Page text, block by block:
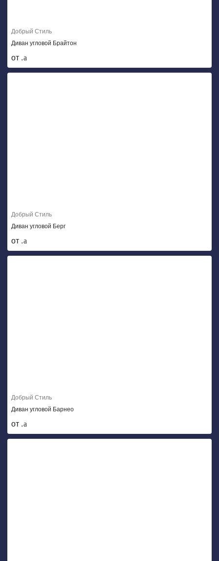
Добрый Стиль
Диван угловой Брайтон
от .
Добрый Стиль
Диван угловой Берг
от .
Добрый Стиль
Диван угловой Барнео
от .